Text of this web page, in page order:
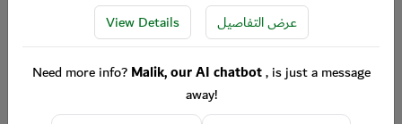
View Details
عرض التفاصيل
Need more info?Malik, our AI chatbot, is just a message
away!